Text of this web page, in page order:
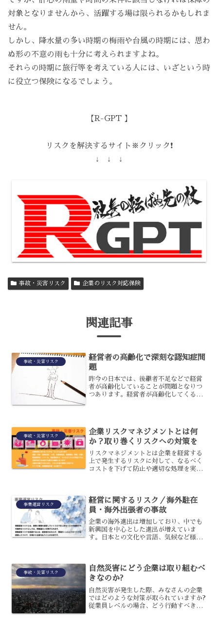
対象となりませんから、活躍する場は限られるかもしれま
せん。
しかし、降水量の多い時期の梅雨や台風の時期には、思わ
ぬ形の不意の雨も十分に考えられますよね。
それらの時期に旅行等を考えている人には、いざという時
に役立つ保険になるでしょう。
【R-GPT 】
リスクを解決するサイト※クリック❗️
↓ ↓ ↓
事故・災害リスク 企業のリスク対応保険
関連記事
事故・災害リスク
経営者の高齢化で深刻な認知症問
題
昨今の日本では、後継者不足などで経営
者が高齢化していることが問題となりつ
つあります。経営者が高齢化してくる
事故・災害リスク
企業リスクマネジメントとは何
か？取り巻くリスクへの対策を
リスクマネジメントとは企業を経営する
上で発生するリスクに対して、なるべく
コストを下げて防止や適切な処理を実施
事業運営リスク
経営に関するリスク／海外駐在
員・海外出張者の事故
企業の海外進出は増加しており、中でも
新興国を中心とした進出が増えていま
す。日本との文化や言語、気候など様々
事故・災害リスク
自然災害にどう企業は取り組むべ
きなのか?
自然災害が発生した際、みなさんの企業
ではどのような対策が取られていますか?
従業員レベルの場合、どう行動すべきか